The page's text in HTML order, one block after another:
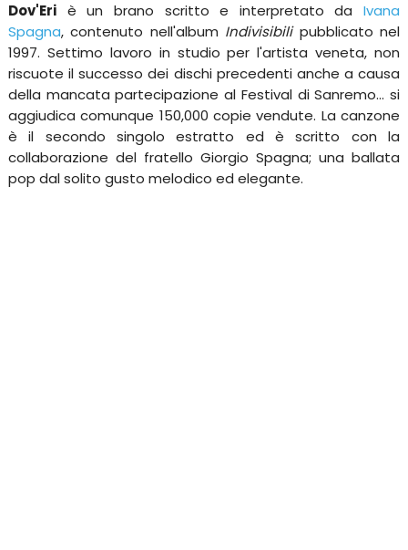
Dov'Eriè un brano scritto e interpretato daIvana
Spagna, contenuto nell'album Indivisibilipubblicato nel
1997. Settimo lavoro in studio per l'artista veneta, non
riscuote il successo dei dischi precedenti anche a causa
della mancata partecipazione al Festival di Sanremo... si
aggiudica comunque 150,000 copie vendute. La canzone
è il secondo singolo estratto ed è scritto con la
collaborazione del fratello Giorgio Spagna; una ballata
pop dal solito gusto melodico ed elegante.